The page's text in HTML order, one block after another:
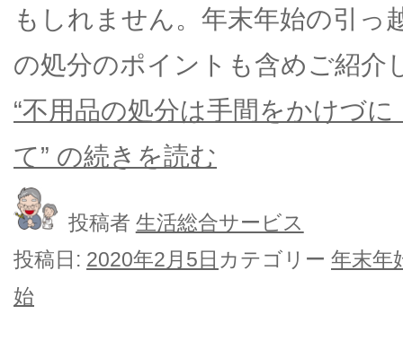
もしれません。年末年始の引っ
の処分のポイントも含めご紹介
“不用品の処分は手間をかけづ
て” の続きを読む
投稿者 生活総合サービス
投稿日: 2020年2月5日 カテゴリー 年末年
始